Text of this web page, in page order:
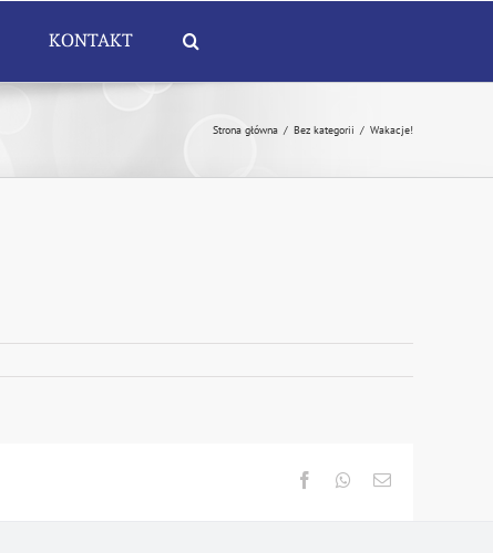
KONTAKT
Strona główna / Bez kategorii / Wakacje!
FacebookWhatsapp
Email